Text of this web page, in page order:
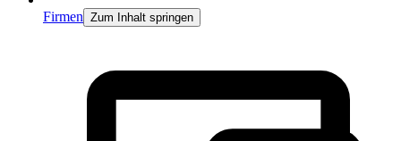
Firmen Zum Inhalt springen